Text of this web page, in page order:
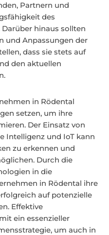
Partnern und
des
hinaus sollten
und Anpassungen der
dass sie stets auf
den aktuellen
in Rödental
setzen, um ihre
Der Einsatz von
Intelligenz und IoT kann
zu erkennen und
Durch die
in die
in Rödental ihre
auf potenzielle
Effektive
ein essenzieller
um auch in